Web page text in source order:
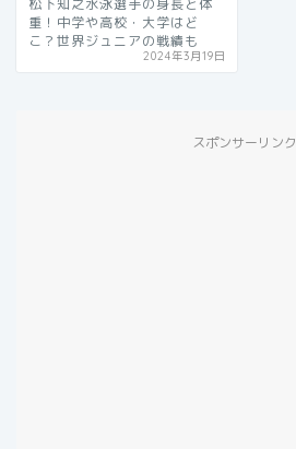
重！中学や高校・大学はど
こ？世界ジュニアの戦績も
2024年3月19日
スポンサーリンク